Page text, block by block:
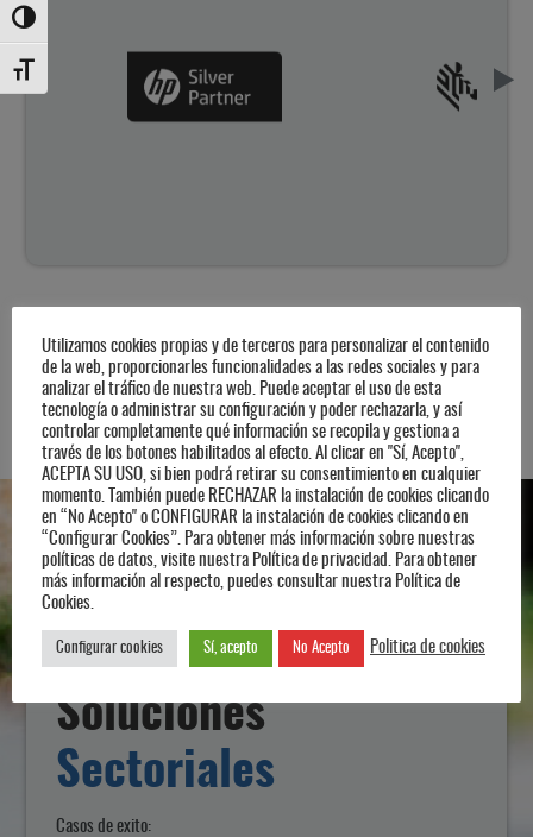
Alternar alto contraste
Alternar tamaño de letra
Soluciones
Sectoriales
Casos de exito:
Utilizamos cookies propias y de terceros para personalizar el contenido
de la web, proporcionarles funcionalidades a las redes sociales y para
analizar el tráfico de nuestra web. Puede aceptar el uso de esta
tecnología o administrar su configuración y poder rechazarla, y así
controlar completamente qué información se recopila y gestiona a
través de los botones habilitados al efecto. Al clicar en "Sí, Acepto",
ACEPTA SU USO, si bien podrá retirar su consentimiento en cualquier
momento. También puede RECHAZAR la instalación de cookies clicando
en “No Acepto" o CONFIGURAR la instalación de cookies clicando en
“Configurar Cookies”. Para obtener más información sobre nuestras
políticas de datos, visite nuestra Política de privacidad. Para obtener
más información al respecto, puedes consultar nuestra Política de
Cookies.
Configurar cookies Sí, acepto No Acepto Politica de cookies